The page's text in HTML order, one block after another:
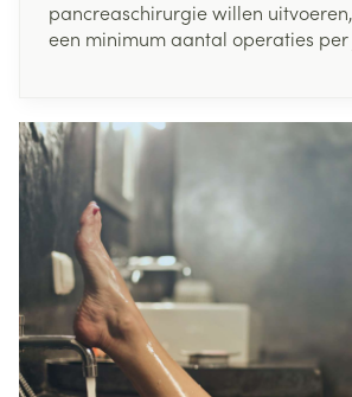
pancreaschirurgie willen
een minimum aantal operaties
zich: hoe meer expertise een
de behandeling van slokdarm- of
pancreaskanker, hoe meer kans
op een succesvolle behandeling",
De Block. "Met deze maatregel
redden."